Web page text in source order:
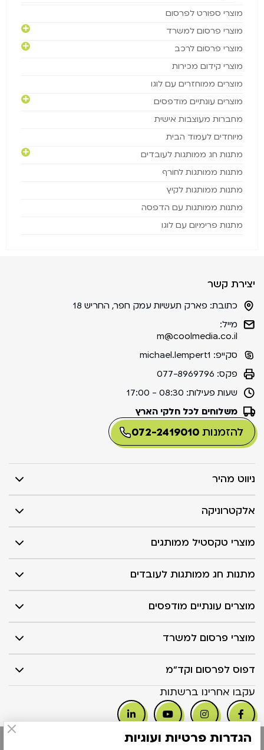
מוצרי ספורט לפרסום
מוצרי פרסום למשרד
מוצרי פרסום לרכב
מוצרי קידום מכירות
מוצרים ממוחזרים עם לוגו
מוצרים עונתיים מודפסים
מחברות מעוצבות אישית
מיוחדים לעמוד הבית
מתנות חג ממותגות לעובדים
מתנות ממותגות לחורף
מתנות ממותגות לקיץ
מתנות ממותגות עם הדפסה
מתנות פרימיום עם לוגו
יצירת קשר
כתובת: פארק תעשיות עמק חפר, החריש 18
מייל:
m@coolmedia.co.il
סקייפ: michael.lempert1
פקס: 077-8969796
שעות פעילות: 08:30 - 17:00
משלוחים לכל חלקי הארץ
להזמנות072-2419010
ניווט מהיר
אלקטרוניקה
מוצרי טקסטיל ממותגים
מתנות חג ממותגות לעובדים
מוצרים עונתיים מודפסים
מוצרי פרסום למשרד
דפוס לפרסום וקד"מ
עקבו אחרינו ברשתות
הגדרות פרטיות ועוגיות